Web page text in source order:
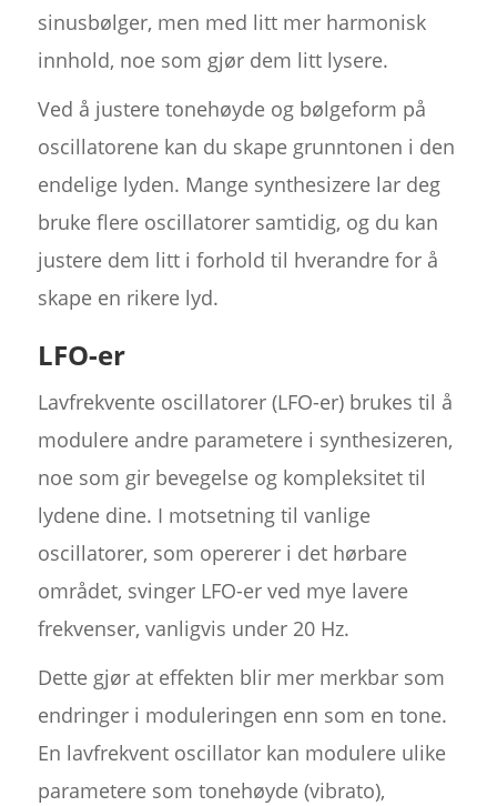
sinusbølger, men med litt mer harmonisk
innhold, noe som gjør dem litt lysere.
Ved å justere tonehøyde og bølgeform på
oscillatorene kan du skape grunntonen i den
endelige lyden. Mange synthesizere lar deg
bruke flere oscillatorer samtidig, og du kan
justere dem litt i forhold til hverandre for å
skape en rikere lyd.
LFO-er
Lavfrekvente oscillatorer (LFO-er) brukes til å
modulere andre parametere i synthesizeren,
noe som gir bevegelse og kompleksitet til
lydene dine. I motsetning til vanlige
oscillatorer, som opererer i det hørbare
området, svinger LFO-er ved mye lavere
frekvenser, vanligvis under 20 Hz.
Dette gjør at effekten blir mer merkbar som
endringer i moduleringen enn som en tone.
En lavfrekvent oscillator kan modulere ulike
parametere som tonehøyde (vibrato),